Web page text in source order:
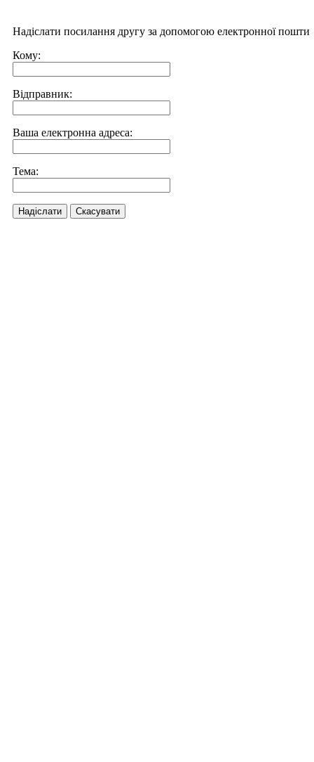
Надіслати посилання другу за допомогою електронної пошти
Кому:
Відправник:
Ваша електронна адреса:
Тема:
Надіслати Скасувати